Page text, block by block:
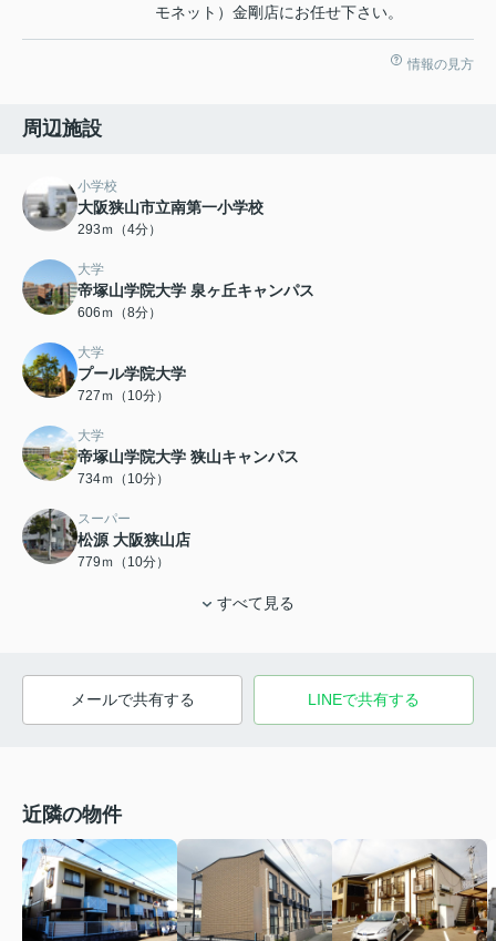
モネット）金剛店にお任せ下さい。
情報の見方
周辺施設
小学校
大阪狭山市立南第一小学校
293ｍ（4分）
大学
帝塚山学院大学 泉ヶ丘キャンパス
606ｍ（8分）
大学
プール学院大学
727ｍ（10分）
大学
帝塚山学院大学 狭山キャンパス
734ｍ（10分）
スーパー
松源 大阪狭山店
779ｍ（10分）
すべて見る
メールで共有する LINEで共有する
近隣の物件